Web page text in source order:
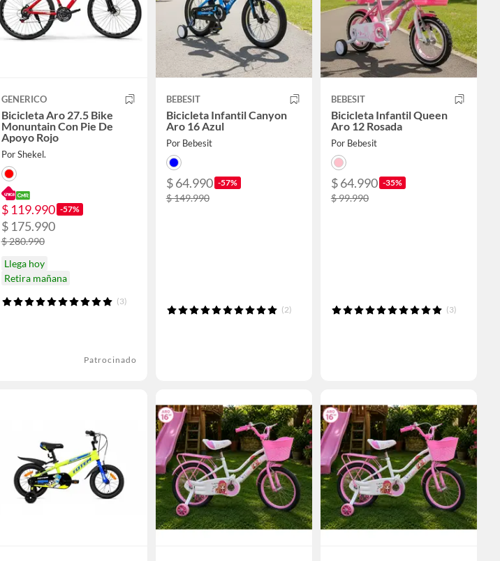
GENERICO
Bicicleta Aro 27.5 Bike
Monuntain Con Pie De
Apoyo Rojo
Por Shekel.
$ 119.990 -57%
$ 175.990
$ 280.990
Llega hoy
Retira mañana
(3)
Patrocinado
BEBESIT
Bicicleta Infantil Canyon
Aro 16 Azul
Por Bebesit
$ 64.990 -57%
$ 149.990
(2)
BEBESIT
Bicicleta Infantil Queen
Aro 12 Rosada
Por Bebesit
$ 64.990 -35%
$ 99.990
(3)